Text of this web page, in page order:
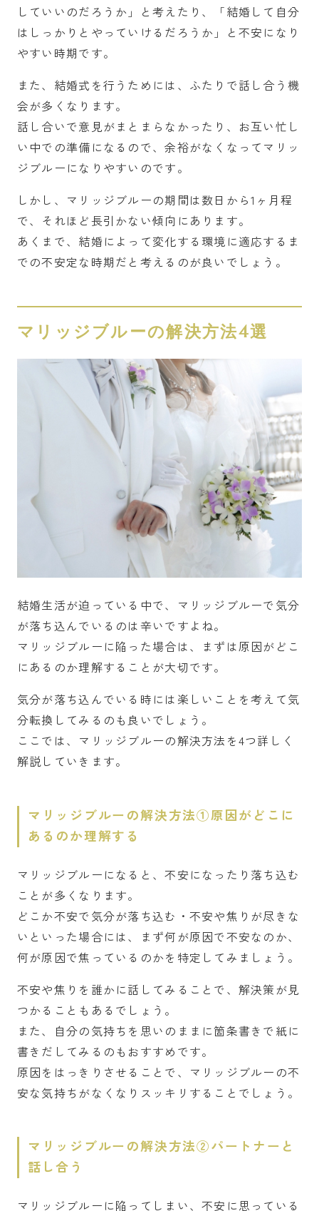
していいのだろうか」と考えたり、「結婚して自分
はしっかりとやっていけるだろうか」と不安になり
やすい時期です。
また、結婚式を行うためには、ふたりで話し合う機
会が多くなります。
話し合いで意見がまとまらなかったり、お互い忙し
い中での準備になるので、余裕がなくなってマリッ
ジブルーになりやすいのです。
しかし、マリッジブルーの期間は数日から1ヶ月程
で、それほど長引かない傾向にあります。
あくまで、結婚によって変化する環境に適応するま
での不安定な時期だと考えるのが良いでしょう。
マリッジブルーの解決方法4選
結婚生活が迫っている中で、マリッジブルーで気分
が落ち込んでいるのは辛いですよね。
マリッジブルーに陥った場合は、まずは原因がどこ
にあるのか理解することが大切です。
気分が落ち込んでいる時には楽しいことを考えて気
分転換してみるのも良いでしょう。
ここでは、マリッジブルーの解決方法を4つ詳しく
解説していきます。
マリッジブルーの解決方法①原因がどこに
あるのか理解する
マリッジブルーになると、不安になったり落ち込む
ことが多くなります。
どこか不安で気分が落ち込む・不安や焦りが尽きな
いといった場合には、まず何が原因で不安なのか、
何が原因で焦っているのかを特定してみましょう。
不安や焦りを誰かに話してみることで、解決策が見
つかることもあるでしょう。
また、自分の気持ちを思いのままに箇条書きで紙に
書きだしてみるのもおすすめです。
原因をはっきりさせることで、マリッジブルーの不
安な気持ちがなくなりスッキリすることでしょう。
マリッジブルーの解決方法②パートナーと
話し合う
マリッジブルーに陥ってしまい、不安に思っている